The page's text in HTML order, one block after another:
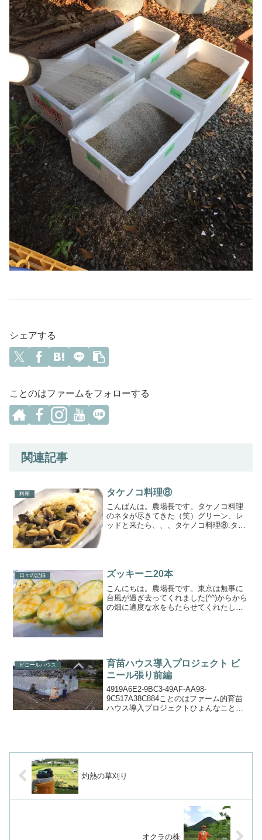
シェアする
ことのはファームをフォローする
関連記事
料理 タケノコ料理⑧
こんばんは。農場長です。タケノコ料理
のネタが尽きてきた（笑）グリーン、レ
ッドと来たら、、、タケノコ料理⑧:タイ
日々の記録 ズッキーニ20本
こんにちは。農場長です。東京は無事に
台風が過ぎ去ってくれました(^^)からから
の畑に適度な水をもたらせてくれたし、
ビニールハウス
育苗ハウス導入プロジェクト ビ
ニール張り前編
4919A6E2-9BC3-49AF-AA98-
9C517A38C884ことのはファーム的育苗
ハウス導入プロジェクトひょんなことか
灼熱の草刈り
オクラの株